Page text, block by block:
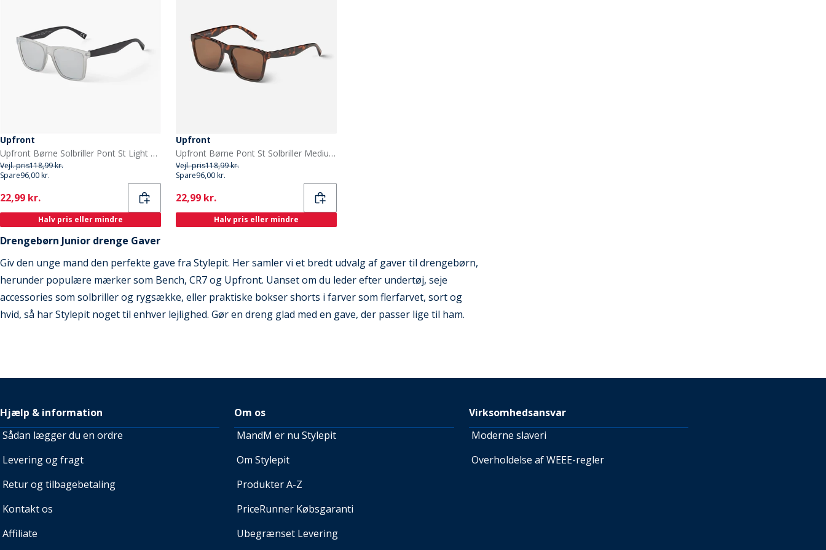
Upfront
Upfront Børne Solbriller Pont St Light Grey
Vejl. pris118,99 kr.
Spare96,00 kr.
Current
22,99 kr.
Halv pris eller mindre
Upfront
Upfront Børne Pont St Solbriller Medium Brown
Vejl. pris118,99 kr.
Spare96,00 kr.
Current
22,99 kr.
Halv pris eller mindre
Drengebørn Junior drenge Gaver
Giv den unge mand den perfekte gave fra Stylepit. Her samler vi et bredt udvalg af gaver til drengebørn,
herunder populære mærker som Bench, CR7 og Upfront. Uanset om du leder efter undertøj, seje
accessories som solbriller og rygsække, eller praktiske bokser shorts i farver som flerfarvet, sort og
hvid, så har Stylepit noget til enhver lejlighed. Gør en dreng glad med en gave, der passer lige til ham.
Hjælp & information
Sådan lægger du en ordre
Levering og fragt
Retur og tilbagebetaling
Kontakt os
Affiliate
Om os
MandM er nu Stylepit
Om Stylepit
Produkter A-Z
PriceRunner Købsgaranti
Ubegrænset Levering
Virksomhedsansvar
Moderne slaveri
Overholdelse af WEEE-regler